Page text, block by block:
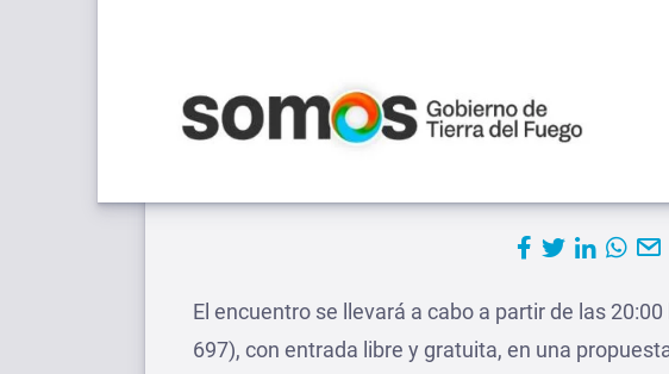
El encuentro se llevará a cabo a partir de las
697), con entrada libre y gratuita, en una